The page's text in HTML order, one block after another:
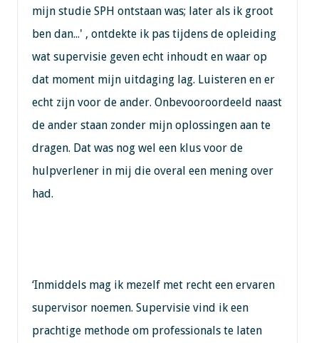
mijn studie SPH ontstaan was; later als ik groot
ben dan...' , ontdekte ik pas tijdens de opleiding
wat supervisie geven echt inhoudt en waar op
dat moment mijn uitdaging lag. Luisteren en er
echt zijn voor de ander. Onbevooroordeeld naast
de ander staan zonder mijn oplossingen aan te
dragen. Dat was nog wel een klus voor de
hulpverlener in mij die overal een mening over
had.
‘Inmiddels mag ik mezelf met recht een ervaren
supervisor noemen. Supervisie vind ik een
prachtige methode om professionals te laten